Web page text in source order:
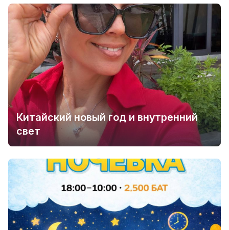
Китайский новый год и внутренний
свет